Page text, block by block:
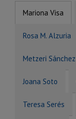
Mariona Visa
Rosa M. Alzuria
Metzeri Sánchez
Joana Soto
Teresa Serés